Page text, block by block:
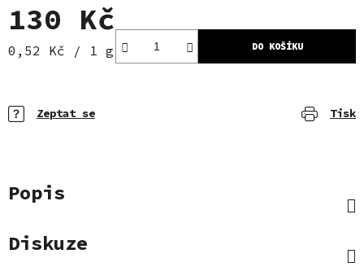
130 Kč
Měrná cena:
0,52 Kč / 1 g DO KOŠÍKU
Tisk
Zeptat se
Popis
Diskuze